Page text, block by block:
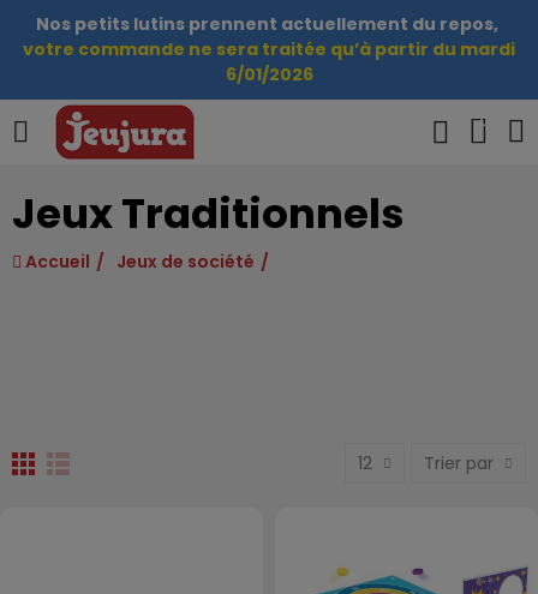
Nos petits lutins prennent actuellement du repos,
votre commande ne sera traitée qu’à partir du mardi
6/01/2026
0
Jeux Traditionnels
Accueil Jeux de société
12 Trier par